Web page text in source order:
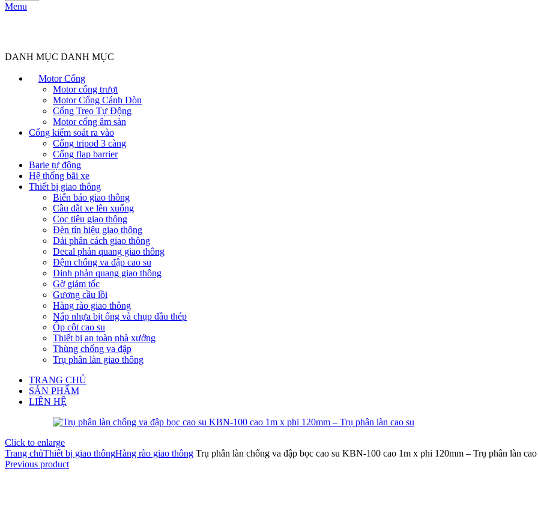
Menu
DANH MỤC DANH MỤC
Motor Cổng
Motor cổng trượt
Motor Cổng Cánh Đòn
Cổng Treo Tự Động
Motor cổng âm sàn
Cổng kiểm soát ra vào
Cổng tripod 3 càng
Cổng flap barrier
Barie tự động
Hệ thống bãi xe
Thiết bị giao thông
Biển báo giao thông
Cầu dắt xe lên xuống
Cọc tiêu giao thông
Đèn tín hiệu giao thông
Dải phân cách giao thông
Decal phản quang giao thông
Đệm chống va đập cao su
Đinh phản quang giao thông
Gờ giảm tốc
Gương cầu lồi
Hàng rào giao thông
Nắp nhựa bịt ống và chụp đầu thép
Ốp cột cao su
Thiết bị an toàn nhà xưởng
Thùng chống va đập
Trụ phân làn giao thông
TRANG CHỦ
SẢN PHẨM
LIÊN HỆ
Click to enlarge
Trang chủThiết bị giao thôngHàng rào giao thông Trụ phân làn chống va đập bọc cao su KBN-100 cao 1m x phi 120mm – Trụ phân làn cao
Previous product